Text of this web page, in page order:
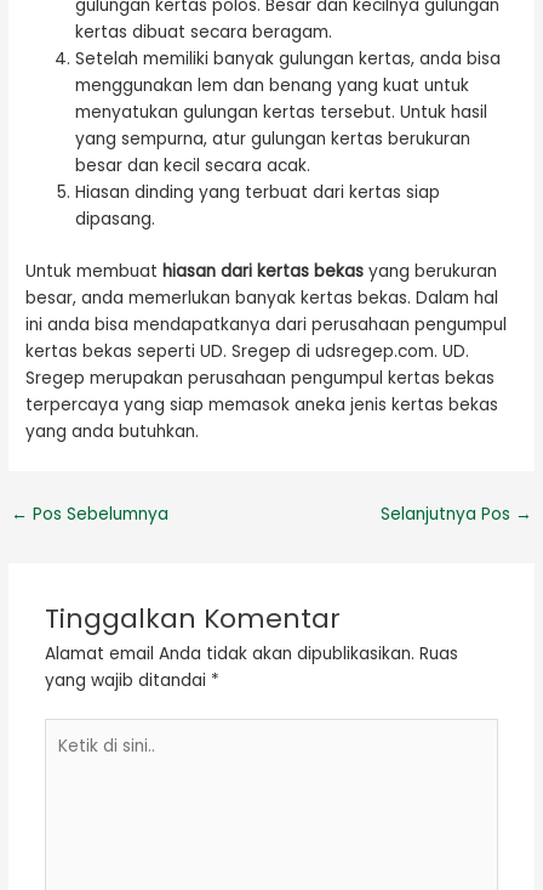
gulungan kertas polos. Besar dan kecilnya gulungan
kertas dibuat secara beragam.
Setelah memiliki banyak gulungan kertas, anda bisa
menggunakan lem dan benang yang kuat untuk
menyatukan gulungan kertas tersebut. Untuk hasil
yang sempurna, atur gulungan kertas berukuran
besar dan kecil secara acak.
Hiasan dinding yang terbuat dari kertas siap
dipasang.
Untuk membuat hiasan dari kertas bekas yang berukuran
besar, anda memerlukan banyak kertas bekas. Dalam hal
ini anda bisa mendapatkanya dari perusahaan pengumpul
kertas bekas seperti UD. Sregep di udsregep.com. UD.
Sregep merupakan perusahaan pengumpul kertas bekas
terpercaya yang siap memasok aneka jenis kertas bekas
yang anda butuhkan.
← Pos Sebelumnya Selanjutnya Pos →
Tinggalkan Komentar
Alamat email Anda tidak akan dipublikasikan. Ruas
yang wajib ditandai *